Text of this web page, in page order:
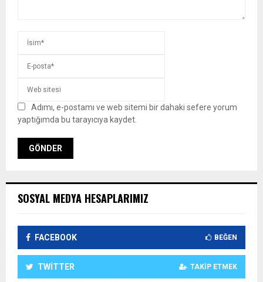
Adımı, e-postamı ve web sitemi bir dahaki sefere yorum
yaptığımda bu tarayıcıya kaydet.
SOSYAL MEDYA HESAPLARIMIZ
FACEBOOK BEĞEN
TWITTER TAKIP ETMEK